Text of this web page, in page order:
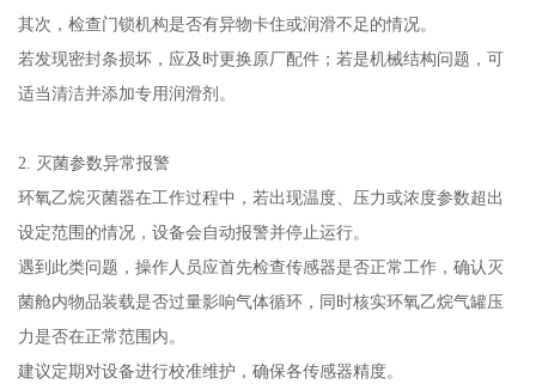
其次，检查门锁机构是否有异物卡住或润滑不足的情况。
若发现密封条损坏，应及时更换原厂配件；若是机械结构问题，可
适当清洁并添加专用润滑剂。
2. 灭菌参数异常报警
环氧乙烷灭菌器在工作过程中，若出现温度、压力或浓度参数超出
设定范围的情况，设备会自动报警并停止运行。
遇到此类问题，操作人员应首先检查传感器是否正常工作，确认灭
菌舱内物品装载是否过量影响气体循环，同时核实环氧乙烷气罐压
力是否在正常范围内。
建议定期对设备进行校准维护，确保各传感器精度。